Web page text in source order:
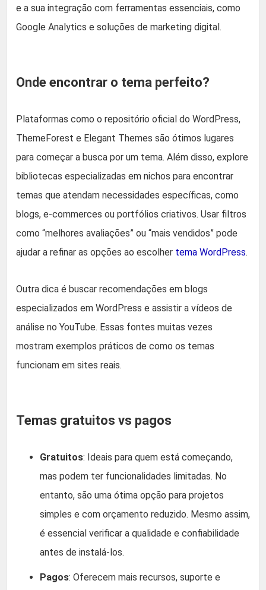
e a sua integração com ferramentas essenciais, como
Google Analytics e soluções de marketing digital.
Onde encontrar o tema perfeito?
Plataformas como o repositório oficial do WordPress,
ThemeForest e Elegant Themes são ótimos lugares
para começar a busca por um tema. Além disso, explore
bibliotecas especializadas em nichos para encontrar
temas que atendam necessidades específicas, como
blogs, e-commerces ou portfólios criativos. Usar filtros
como “melhores avaliações” ou “mais vendidos” pode
ajudar a refinar as opções ao escolher tema WordPress.
Outra dica é buscar recomendações em blogs
especializados em WordPress e assistir a vídeos de
análise no YouTube. Essas fontes muitas vezes
mostram exemplos práticos de como os temas
funcionam em sites reais.
Temas gratuitos vs pagos
Gratuitos: Ideais para quem está começando,
mas podem ter funcionalidades limitadas. No
entanto, são uma ótima opção para projetos
simples e com orçamento reduzido. Mesmo assim,
é essencial verificar a qualidade e confiabilidade
antes de instalá-los.
Pagos: Oferecem mais recursos, suporte e